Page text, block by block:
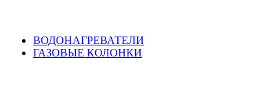
ВОДОНАГРЕВАТЕЛИ
ГАЗОВЫЕ КОЛОНКИ